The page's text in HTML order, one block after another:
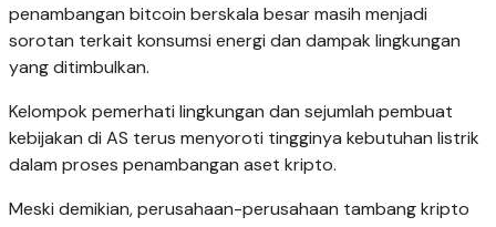
penambangan bitcoin berskala besar masih menjadi
sorotan terkait konsumsi energi dan dampak lingkungan
yang ditimbulkan.
Kelompok pemerhati lingkungan dan sejumlah pembuat
kebijakan di AS terus menyoroti tingginya kebutuhan listrik
dalam proses penambangan aset kripto.
Meski demikian, perusahaan-perusahaan tambang kripto